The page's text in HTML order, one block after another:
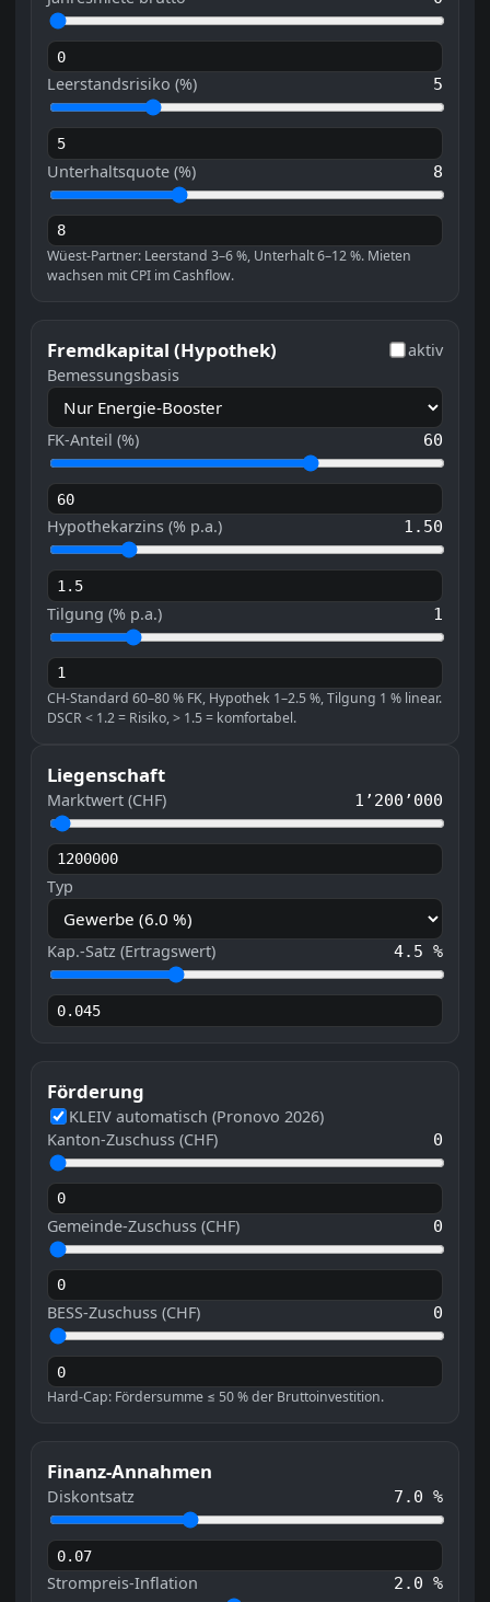
Leerstandsrisiko (%) 5
Unterhaltsquote (%) 8
Wüest-Partner: Leerstand 3–6 %, Unterhalt 6–12 %. Mieten
wachsen mit CPI im Cashflow.
Fremdkapital (Hypothek)
aktiv
Bemessungsbasis
FK-Anteil (%) 60
Hypothekarzins (% p.a.) 1.50
Tilgung (% p.a.) 1
CH-Standard 60–80 % FK, Hypothek 1–2.5 %, Tilgung 1 % linear.
DSCR < 1.2 = Risiko, > 1.5 = komfortabel.
Liegenschaft
Marktwert (CHF) 1’200’000
Typ
Kap.-Satz (Ertragswert) 4.5 %
Förderung
KLEIV automatisch (Pronovo 2026)
Kanton-Zuschuss (CHF)
0
Gemeinde-Zuschuss (CHF) 0
BESS-Zuschuss (CHF) 0
Hard-Cap: Fördersumme ≤ 50 % der Bruttoinvestition.
Finanz-Annahmen
Diskontsatz 7.0 %
Strompreis-Inflation 2.0 %